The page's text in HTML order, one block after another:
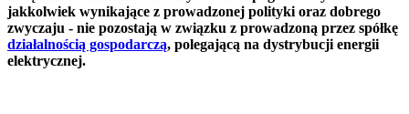
jakkolwiek wynikające z prowadzonej polityki oraz dobrego
zwyczaju - nie pozostają w związku z prowadzoną przez spółkę
działalnością gospodarczą, polegającą na dystrybucji energii
elektrycznej.